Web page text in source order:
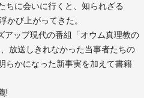
ちに会いに行くと、知られざる
かび上がってきた。
アップ現代の番組「オウム真理教の
放送しきれなかった当事者たちの
らかになった新事実を加えて書籍
!